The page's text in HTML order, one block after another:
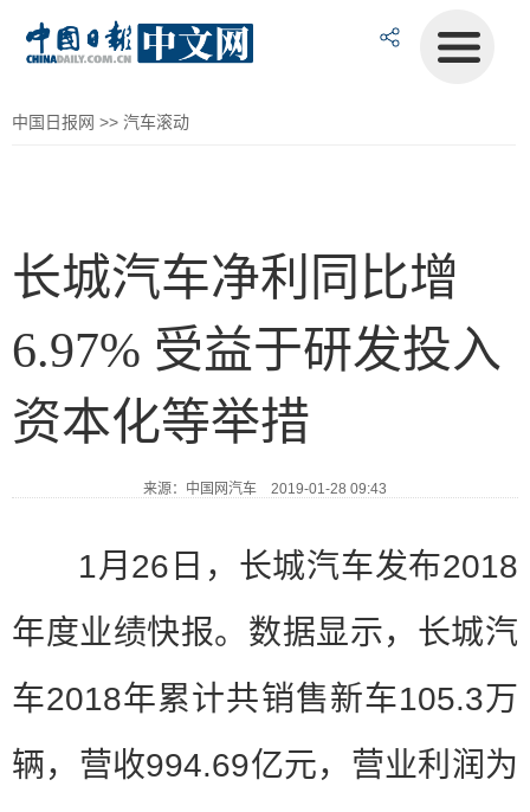
中国日报网 >> 汽车滚动
长城汽车净利同比增
6.97% 受益于研发投入
资本化等举措
来源：中国网汽车 2019-01-28 09:43
1月26日，长城汽车发布2018
年度业绩快报。数据显示，长城汽
车2018年累计共销售新车105.3万
辆，营收994.69亿元，营业利润为